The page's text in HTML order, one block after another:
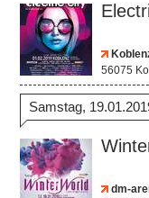
56075
Samstag,
dm-